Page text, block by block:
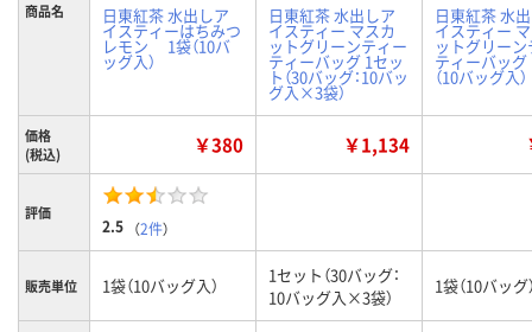
商品名 日東紅茶 水出しア
イスティーはちみつ
レモン 1袋（10バ
ッグ入）
日東紅茶 水出しア
イスティー マスカ
ットグリーンティー
ティーバッグ 1セッ
ト（30バッグ：10バッ
グ入×3袋）
日東紅茶 水
イスティー
ットグリー
ティーバッグ
（10バッグ入）
価格
(税込)
￥380 ￥1,134
評価
2.5 （2件）
販売単位 1袋（10バッグ入）
1セット（30バッグ：
10バッグ入×3袋）
1袋（10バッグ